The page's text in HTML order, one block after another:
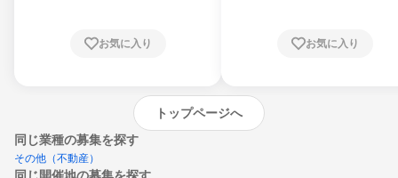
お気に入り お気に入り
トップページへ
同じ業種の募集を探す
その他（不動産）